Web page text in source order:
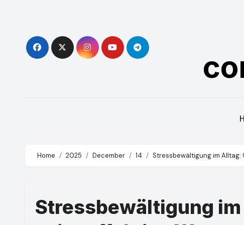
Home 2025 December 14 Stressbewältigung im Alltag:
Stressbewältigung